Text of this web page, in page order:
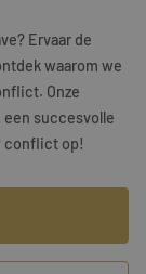
Ervaar de
waarom we
Onze
succesvolle
conflict op!